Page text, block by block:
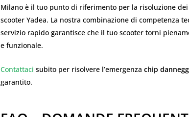
Milano è il tuo punto di riferimento per la risoluzione
scooter Yadea. La nostra combinazione di competenza
servizio rapido garantisce che il tuo scooter torni
e funzionale.
Contattaci subito per risolvere l’emergenza chip
garantito.